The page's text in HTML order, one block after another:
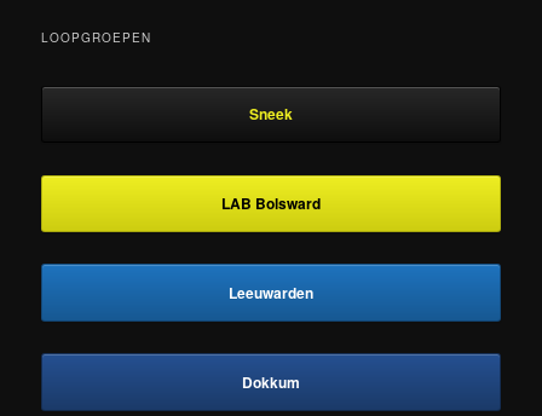
LOOPGROEPEN
Sneek
LAB Bolsward
Leeuwarden
Dokkum